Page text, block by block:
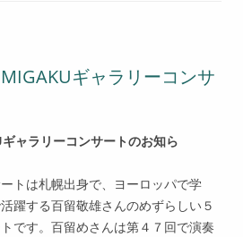
ギャラリーコンサ
ギャラリーコンサートのお知ら
トは札幌出身で、ヨーロッパで学
躍する百留敬雄さんのめずらしい５
です。百留めさんは第４７回で演奏